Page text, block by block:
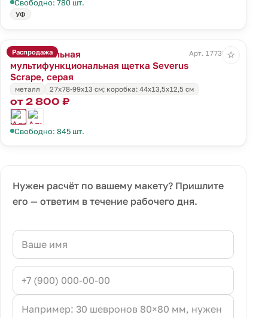
Свободно: 780 шт.
УФ
Распродажа
Автомобильная
мультифункциональная щетка Severus
Scrape, серая
Арт. 17735.10
металл 27х78-99х13 см; коробка: 44х13,5х12,5 см
от 2 800 ₽
Свободно: 845 шт.
☆
Нужен расчёт по вашему макету? Пришлите
его — ответим в течение рабочего дня.